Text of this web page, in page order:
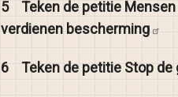
5Teken de petitie
verdienen bescherming
6Teken de petitie Stop de